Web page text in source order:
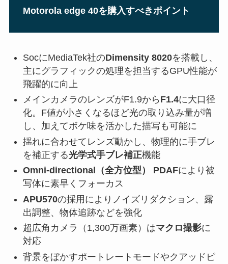
Motorola edge 40を購入すべきポイント
SocにMediaTek社のDimensity 8020を搭載し、
主にグラフィックの処理を担当するGPU性能が
飛躍的に向上
メインカメラのレンズがF1.9から F1.4に大口径
化。F値が小さくなるほど光の取り込み量が増
し、加えてボケ味を活かした描写も可能に
揺れに合わせてレンズ動かし、物理的に手ブレ
を補正する光学式手ブレ補正機能
Omni-directional（全方位型）
PDAFにより被
写体に素早くフォーカス
APU570の採用によりノイズリダクション、露
出調整、物体追跡などを強化
超広角カメラ（1,300万画素）はマクロ撮影に
対応
背景をぼかすポートレートモードやクアッドピ